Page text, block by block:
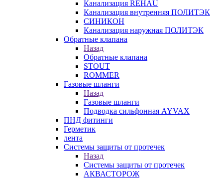
Канализация REHAU
Канализация внутренняя ПОЛИТЭК
СИНИКОН
Канализация наружная ПОЛИТЭК
Обратные клапана
Назад
Обратные клапана
STOUT
ROMMER
Газовые шланги
Назад
Газовые шланги
Подводка сильфонная AYVAX
ПНД фитинги
Герметик
лента
Системы защиты от протечек
Назад
Системы защиты от протечек
АКВАСТОРОЖ